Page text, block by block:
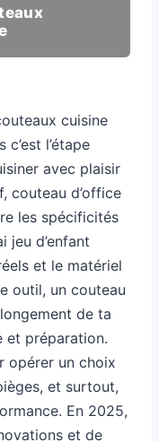
cuisine
l’étape
avec plaisir
couteau d’office
les spécificités
jeu d’enfant
et le matériel
outil, un couteau
de ta
et préparation.
opérer un choix
et surtout,
En 2025,
et de